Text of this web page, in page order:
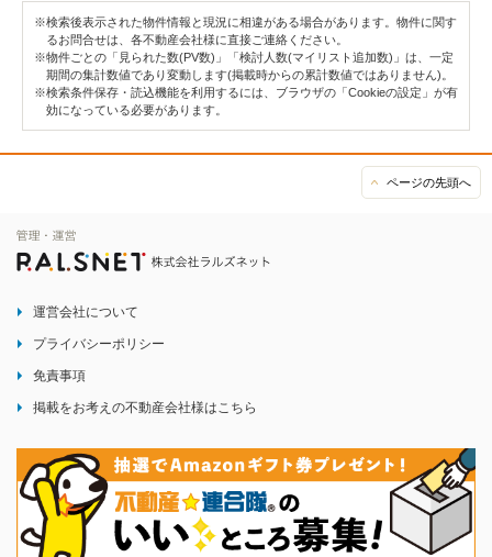
※検索後表示された物件情報と現況に相違がある場合があります。物件に関す
るお問合せは、各不動産会社様に直接ご連絡ください。
※物件ごとの「見られた数(PV数)」「検討人数(マイリスト追加数)」は、一定
期間の集計数値であり変動します(掲載時からの累計数値ではありません)。
※検索条件保存・読込機能を利用するには、ブラウザの「Cookieの設定」が有
効になっている必要があります。
ページの先頭へ
運営会社について
プライバシーポリシー
免責事項
掲載をお考えの不動産会社様はこちら